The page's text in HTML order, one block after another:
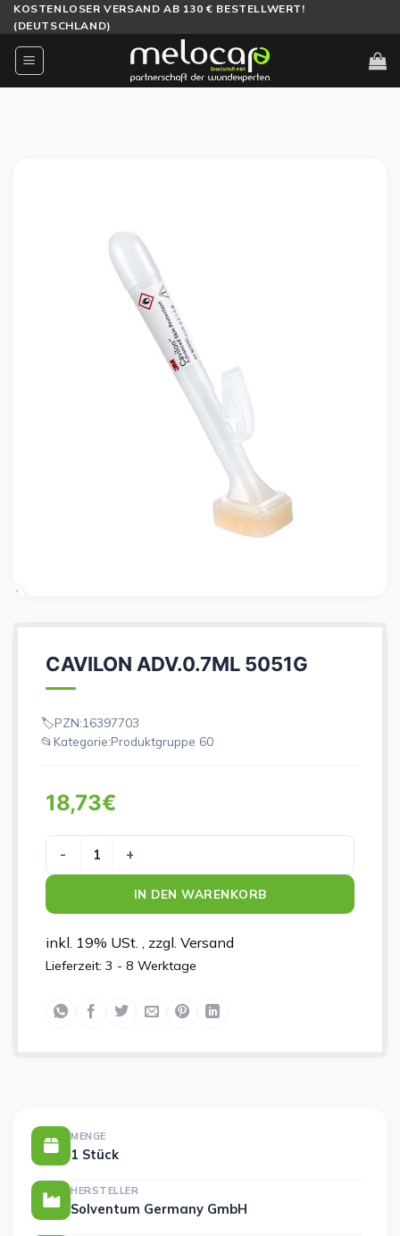
Zum
Inhalt
springen
KOSTENLOSER VERSAND AB 130 € BESTELLWERT!
(DEUTSCHLAND)
CAVILON ADV.0.7ML 5051G
PZN:16397703
Kategorie:Produktgruppe 60
18,73€
CAVILON ADV.0.7ML 5051G Menge
IN DEN WARENKORB
inkl. 19% USt. , zzgl. Versand
Lieferzeit: 3 - 8 Werktage
MENGE
1 Stück
HERSTELLER
Solventum Germany GmbH